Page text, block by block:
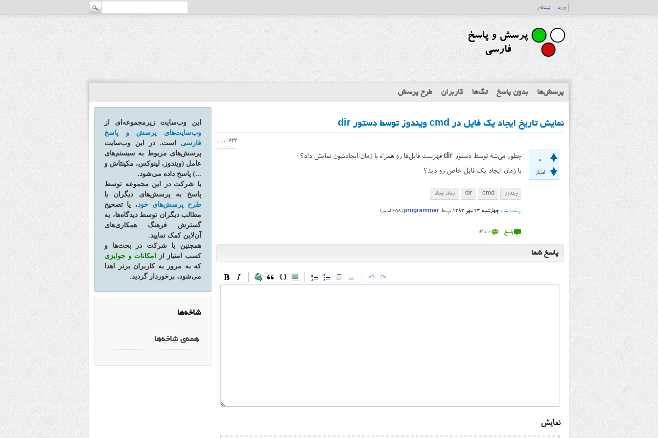
ورود ثبت‌نام
پرسش‌ها بدون پاسخ تگ‌ها کاربران طرح پرسش
این وب‌سایت زیرمجموعه‌ای از
وب‌سایت‌های پرسش و پاسخ
فارسی است. در این وب‌سایت
پرسش‌های مربوط به سیستم‌های
عامل (ویندوز، لینوکس، مکینتاش و
...) پاسخ داده می‌شود.
با شرکت در این مجموعه توسط
پاسخ به پرسش‌های دیگران یا
طرح پرسش‌های خود، یا تصحیح
مطالب دیگران توسط دیدگاه‌ها، به
گسترش فرهنگ همکاری‌های
آن‌لاین کمک نمایید.
همچنین با شرکت در بحث‌ها و
کسب امتیاز از
امکانات و جوایزی
که به مرور به کاربران برتر اهدا
می‌شود، برخوردار گردید.
شاخه‌ها
همه‌ی شاخه‌ها
نمایش تاریخ ایجاد یک فایل در cmd ویندوز توسط دستور dir
0
امتیاز
733 نمایش
چطور می‌شه توسط دستور dir فهرست فایل‌ها رو همراه با زمان ایجادشون نمایش داد؟
یا زمان ایجاد یک فایل خاص رو دید؟
ویندوز cmd
dir زمان ایجاد
پرسیده شده چهارشنبه ۲۳ مهر ۱۳۹۳ توسط programmer
(
658 امتیاز)
پاسخ شما
نمایش